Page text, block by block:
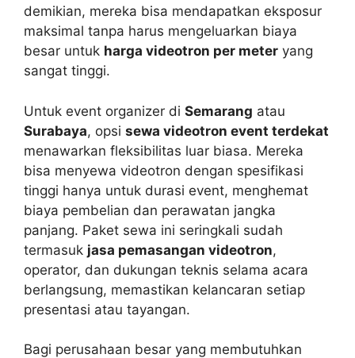
demikian, mereka bisa mendapatkan eksposur
maksimal tanpa harus mengeluarkan biaya
besar untuk harga videotron per meter yang
sangat tinggi.
Untuk event organizer di Semarang atau
Surabaya, opsi sewa videotron event terdekat
menawarkan fleksibilitas luar biasa. Mereka
bisa menyewa videotron dengan spesifikasi
tinggi hanya untuk durasi event, menghemat
biaya pembelian dan perawatan jangka
panjang. Paket sewa ini seringkali sudah
termasuk jasa pemasangan videotron,
operator, dan dukungan teknis selama acara
berlangsung, memastikan kelancaran setiap
presentasi atau tayangan.
Bagi perusahaan besar yang membutuhkan